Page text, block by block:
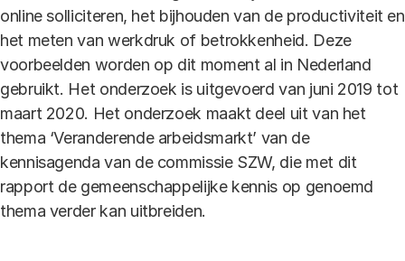
online solliciteren, het bijhouden van de productiviteit en
het meten van werkdruk of betrokkenheid. Deze
voorbeelden worden op dit moment al in Nederland
gebruikt. Het onderzoek is uitgevoerd van juni 2019 tot
maart 2020. Het onderzoek maakt deel uit van het
thema ‘Veranderende arbeidsmarkt’ van de
kennisagenda van de commissie SZW, die met dit
rapport de gemeenschappelijke kennis op genoemd
thema verder kan uitbreiden.